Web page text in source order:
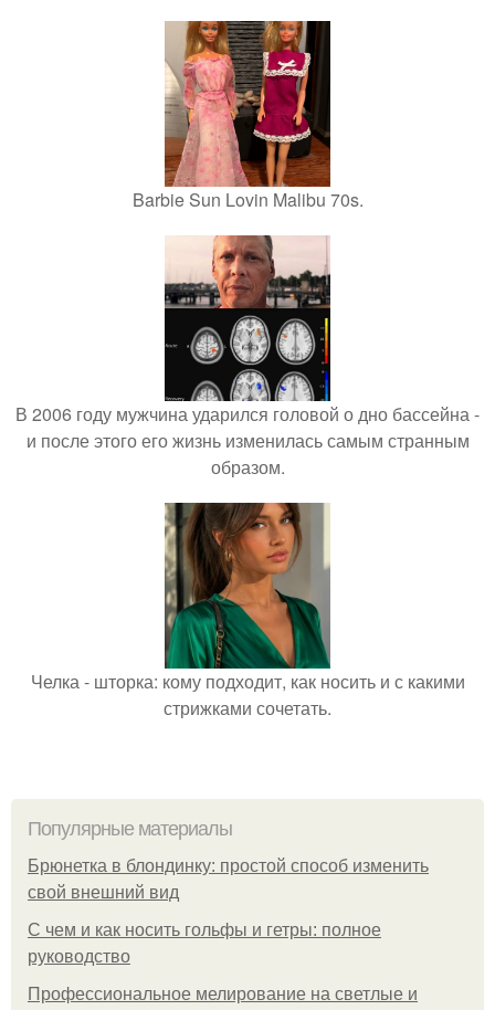
Barbie Sun Lovin Malibu 70s.
В 2006 году мужчина ударился головой о дно бассейна -
и после этого его жизнь изменилась самым странным
образом.
Челка - шторка: кому подходит, как носить и с какими
стрижками сочетать.
Популярные материалы
Брюнетка в блондинку: простой способ изменить
свой внешний вид
С чем и как носить гольфы и гетры: полное
руководство
Профессиональное мелирование на светлые и